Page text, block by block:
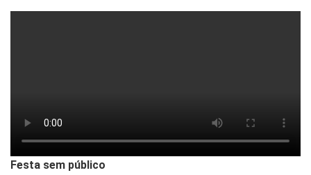
Festa sem público